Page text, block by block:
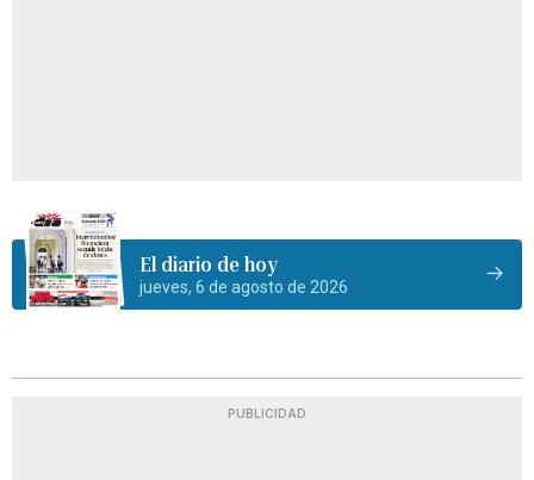
El diario de hoy
jueves, 6 de agosto de 2026
PUBLICIDAD